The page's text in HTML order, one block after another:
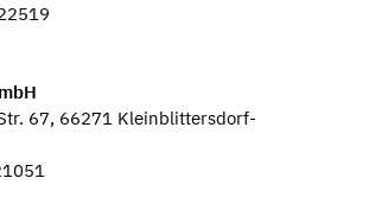
67, 66271 Kleinblittersdorf-